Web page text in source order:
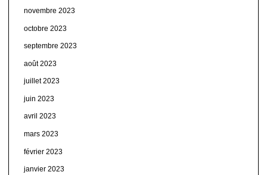
novembre 2023
octobre 2023
septembre 2023
août 2023
juillet 2023
juin 2023
avril 2023
mars 2023
février 2023
janvier 2023